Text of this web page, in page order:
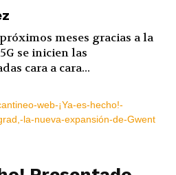
meses gracias a la
se inicien las
cara a cara...